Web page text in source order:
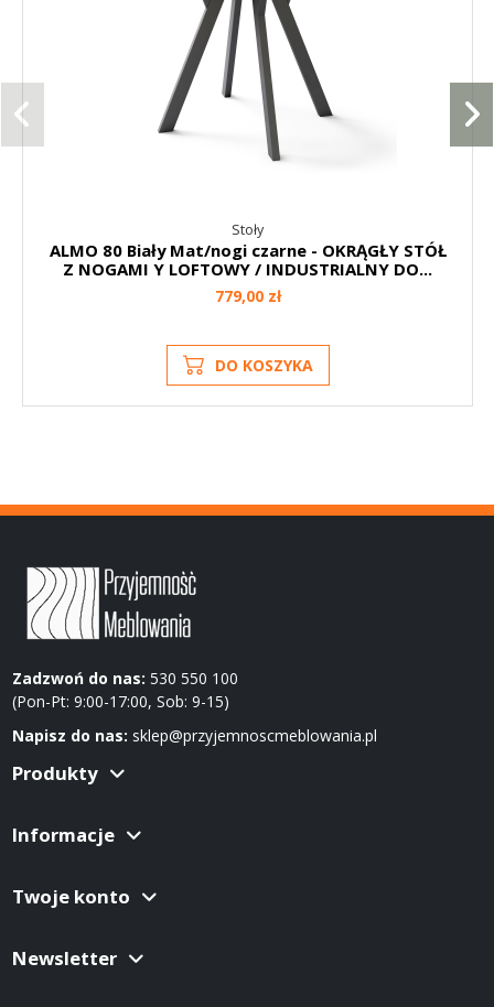
Stoły
ALMO 80 Biały Mat/nogi czarne - OKRĄGŁY STÓŁ
Z NOGAMI Y LOFTOWY / INDUSTRIALNY DO...
779,00 zł
DO KOSZYKA
Zadzwoń do nas: 530 550 100
(Pon-Pt: 9:00-17:00, Sob: 9-15)
Napisz do nas: sklep@przyjemnoscmeblowania.pl
Produkty
Informacje
Twoje konto
Newsletter